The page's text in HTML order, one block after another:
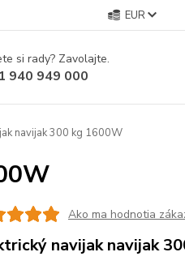
EUR
si rady? Zavolajte.
940 949 000
navijak 300 kg 1600W
Ako ma hodnotia
navijak navijak